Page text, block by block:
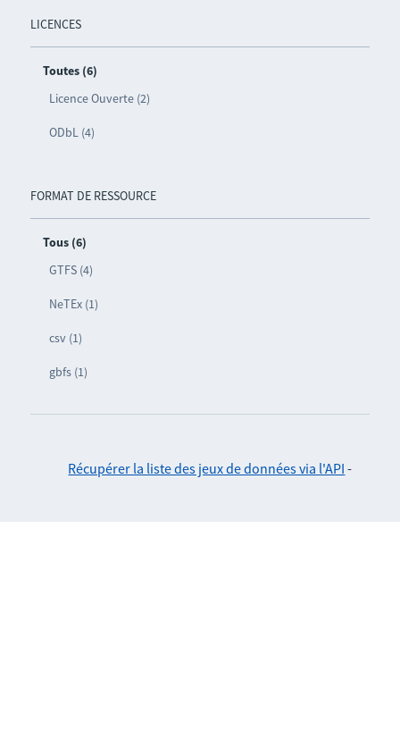
LICENCES
Toutes (6)
Licence Ouverte (2)
ODbL (4)
FORMAT DE RESSOURCE
Tous (6)
GTFS (4)
NeTEx (1)
csv (1)
gbfs (1)
Récupérer la liste des jeux de données via l'API -